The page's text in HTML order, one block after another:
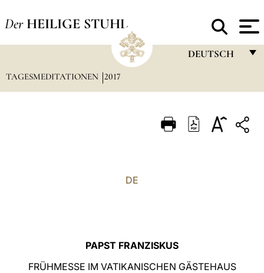
Der HEILIGE STUHL
DEUTSCH
ITALIANO
中文
TAGESMEDITATIONEN 2017
DE
PAPST FRANZISKUS
FRÜHMESSE IM VATIKANISCHEN GÄSTEHAUS